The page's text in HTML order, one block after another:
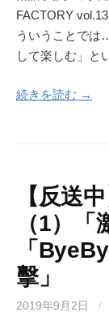
FACTORY
ういうことでは
して楽しむ」と
続きを読む →
【反送
（1）「
「
擊」
2019年9月2日 /